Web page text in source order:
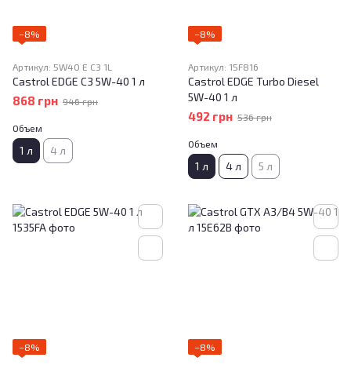
−8%
Артикул: 5W40 E C3 1L
Castrol EDGE C3 5W-40 1 л
868 грн 946 грн
Объем
1 л 4 л
−8%
Артикул: 15F816
Castrol EDGE Turbo Diesel
5W-40 1 л
492 грн 536 грн
Объем
1 л 4 л 5 л
−8% −8%